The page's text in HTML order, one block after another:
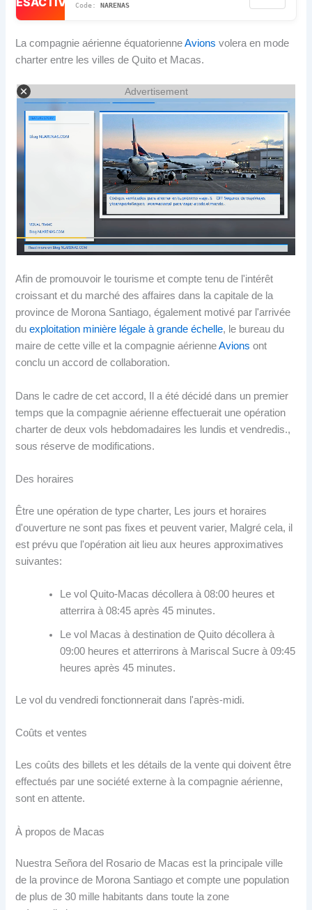
NARENAS
La compagnie aérienne équatorienneAvions volera en mode
charter entre les villes de Quito et Macas.
Advertisement
Afin de promouvoir le tourisme et compte tenu de l'intérêt
croissant et du marché des affaires dans la capitale de la
province de Morona Santiago, également motivé par l'arrivée
duexploitation minière légale à grande échelle, le bureau du
maire de cette ville et la compagnie aérienneAvions ont
conclu un accord de collaboration.
Dans le cadre de cet accord, Il a été décidé dans un premier
temps que la compagnie aérienne effectuerait une opération
charter de deux vols hebdomadaires les lundis et vendredis.,
sous réserve de modifications.
Des horaires
Être une opération de type charter, Les jours et horaires
d'ouverture ne sont pas fixes et peuvent varier, Malgré cela, il
est prévu que l'opération ait lieu aux heures approximatives
suivantes:
Le vol Quito-Macas décollera à 08:00 heures et
atterrira à 08:45 après 45 minutes.
Le vol Macas à destination de Quito décollera à
09:00 heures et atterrirons à Mariscal Sucre à 09:45
heures après 45 minutes.
Le vol du vendredi fonctionnerait dans l'après-midi.
Coûts et ventes
Les coûts des billets et les détails de la vente qui doivent être
effectués par une société externe à la compagnie aérienne,
sont en attente.
À propos de Macas
Nuestra Señora del Rosario de Macas est la principale ville
de la province de Morona Santiago et compte une population
de plus de 30 mille habitants dans toute la zone